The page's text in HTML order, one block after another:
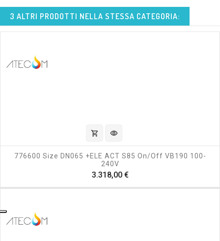
3 ALTRI PRODOTTI NELLA STESSA CATEGORIA:
shopping_cart visibility
776600 Size DN065 +ELE ACT S85 On/off VB190 100-
240V
3.318,00 €Prezzo